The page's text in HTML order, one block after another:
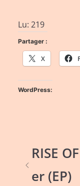
Lu: 219
Partager :
X
WordPress:
RISE
er (EP)